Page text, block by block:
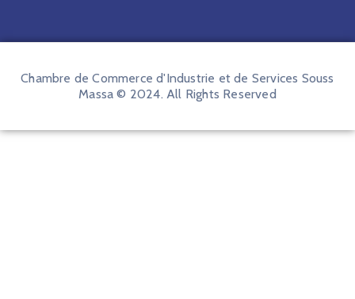
Chambre de Commerce d'Industrie et de Services Souss
Massa © 2024. All Rights Reserved